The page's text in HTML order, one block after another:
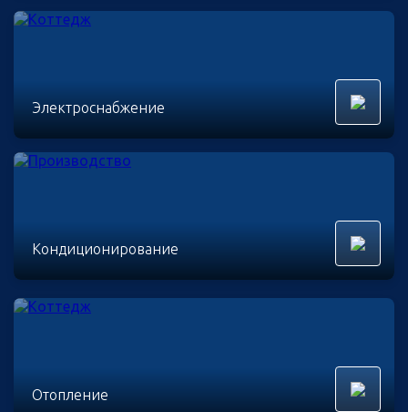
Электроснабжение
Кондиционирование
Отопление